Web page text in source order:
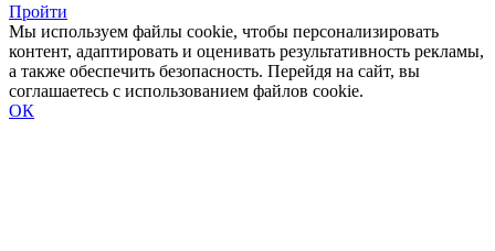
Пройти
Мы используем файлы cookie, чтобы персонализировать
контент, адаптировать и оценивать результативность рекламы,
а также обеспечить безопасность. Перейдя на сайт, вы
соглашаетесь с использованием файлов cookie.
ОК